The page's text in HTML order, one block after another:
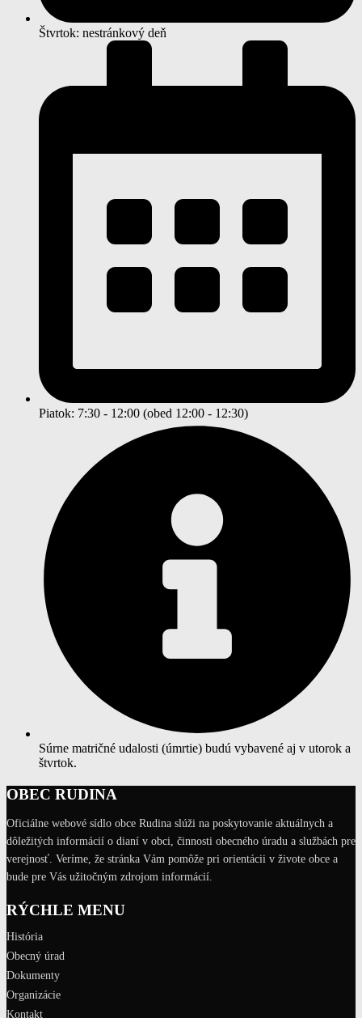
Štvrtok: nestránkový deň
Piatok: 7:30 - 12:00 (obed 12:00 - 12:30)
Súrne matričné udalosti (úmrtie) budú vybavené aj v utorok a
štvrtok.
OBEC RUDINA
Oficiálne webové sídlo obce Rudina slúži na poskytovanie aktuálnych a
dôležitých informácií o dianí v obci, činnosti obecného úradu a službách pre
verejnosť. Veríme, že stránka Vám pomôže pri orientácii v živote obce a
bude pre Vás užitočným zdrojom informácií.
RÝCHLE MENU
História
Obecný úrad
Dokumenty
Organizácie
Kontakt